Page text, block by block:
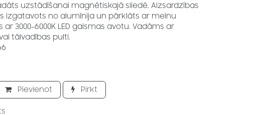
uzstādīšanai magnētiskajā sliedē. Aizsardzības
izgatavots no alumīnija un pārklāts ar melnu
3000–6000K LED gaismas avotu. Vadāms ar
tālvadības pulti.
Pievienot Pirkt